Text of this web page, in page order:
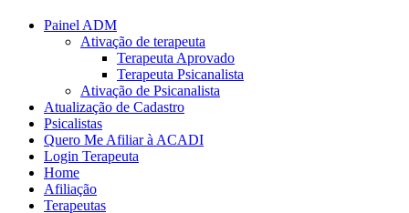
Painel ADM
Ativação de terapeuta
Terapeuta Aprovado
Terapeuta Psicanalista
Ativação de Psicanalista
Atualização de Cadastro
Psicalistas
Quero Me Afiliar à ACADI
Login Terapeuta
Home
Afiliação
Terapeutas